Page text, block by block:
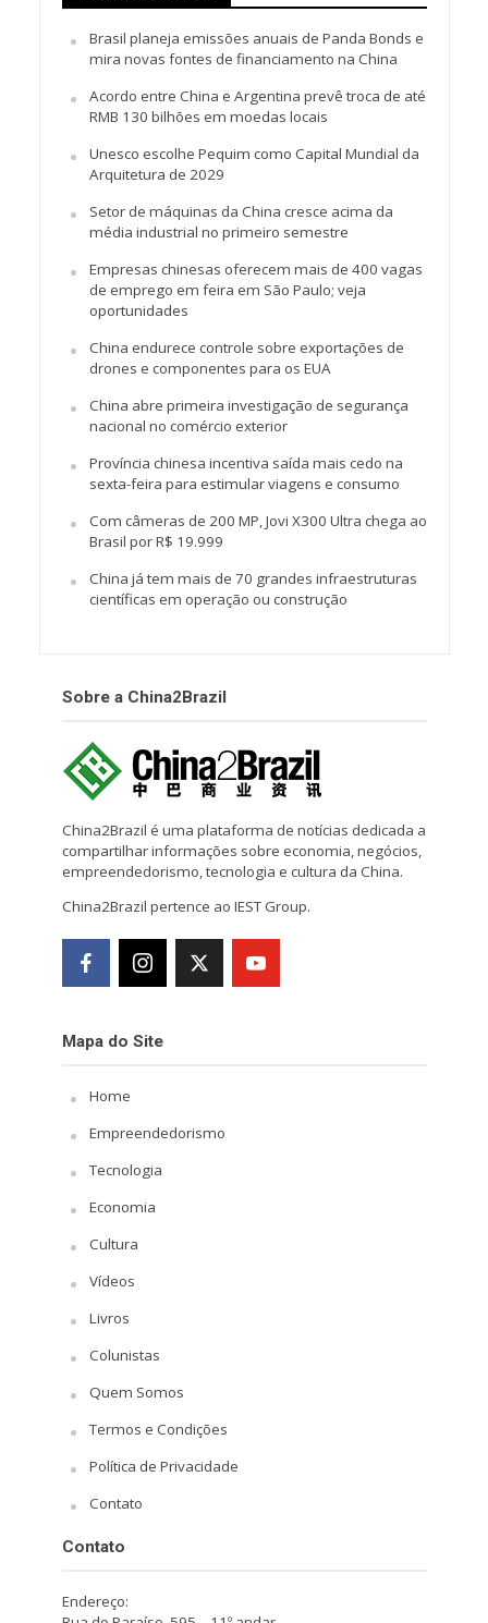
Brasil planeja emissões anuais de Panda Bonds e
mira novas fontes de financiamento na China
Acordo entre China e Argentina prevê troca de até
RMB 130 bilhões em moedas locais
Unesco escolhe Pequim como Capital Mundial da
Arquitetura de 2029
Setor de máquinas da China cresce acima da
média industrial no primeiro semestre
Empresas chinesas oferecem mais de 400 vagas
de emprego em feira em São Paulo; veja
oportunidades
China endurece controle sobre exportações de
drones e componentes para os EUA
China abre primeira investigação de segurança
nacional no comércio exterior
Província chinesa incentiva saída mais cedo na
sexta-feira para estimular viagens e consumo
Com câmeras de 200 MP, Jovi X300 Ultra chega ao
Brasil por R$ 19.999
China já tem mais de 70 grandes infraestruturas
científicas em operação ou construção
Sobre a China2Brazil
China2Brazil é uma plataforma de notícias dedicada a
compartilhar informações sobre economia, negócios,
empreendedorismo, tecnologia e cultura da China.
China2Brazil pertence ao IEST Group.
Mapa do Site
Home
Empreendedorismo
Tecnologia
Economia
Cultura
Vídeos
Livros
Colunistas
Quem Somos
Termos e Condições
Política de Privacidade
Contato
Contato
Endereço: